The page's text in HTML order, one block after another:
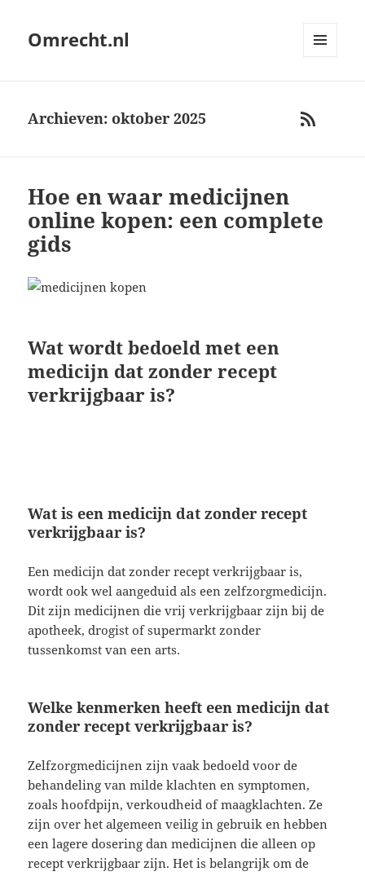
Omrecht.nl
RSS
Archieven: oktober 2025
Hoe en waar medicijnen
online kopen: een complete
gids
Wat wordt bedoeld met een
medicijn dat zonder recept
verkrijgbaar is?
Wat is een medicijn dat zonder recept
verkrijgbaar is?
Een medicijn dat zonder recept verkrijgbaar is,
wordt ook wel aangeduid als een zelfzorgmedicijn.
Dit zijn medicijnen die vrij verkrijgbaar zijn bij de
apotheek, drogist of supermarkt zonder
tussenkomst van een arts.
Welke kenmerken heeft een medicijn dat
zonder recept verkrijgbaar is?
Zelfzorgmedicijnen zijn vaak bedoeld voor de
behandeling van milde klachten en symptomen,
zoals hoofdpijn, verkoudheid of maagklachten. Ze
zijn over het algemeen veilig in gebruik en hebben
een lagere dosering dan medicijnen die alleen op
recept verkrijgbaar zijn. Het is belangrijk om de